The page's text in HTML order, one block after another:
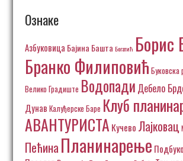
Ознаке
Азбуковица Бајина Башта Богатић Борис
Бранко Филиповић Буковска
Велико Градиште Водопади Дебело
Дунав Калуђерске Баре Клуб
АВАНТУРИСТА Кучево Лајковац
Пећина Планинарење